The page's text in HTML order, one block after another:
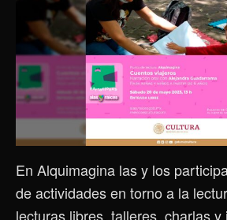
En Alquimagina las y los
de actividades en torno a la
lecturas libres, talleres, charlas